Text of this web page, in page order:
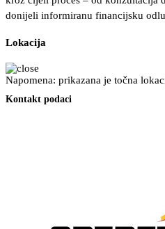
donijeli informiranu financijsku
Lokacija
Napomena: prikazana je točna
Kontakt podaci